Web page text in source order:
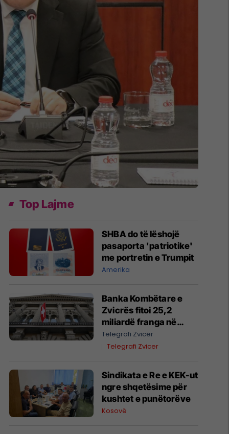
Top Lajme
SHBA do të lëshojë
pasaporta 'patriotike'
me portretin e Trumpit
Amerika
Banka Kombëtare e
Zvicrës fitoi 25,2
miliardë franga në
gjashtëmujorin e parë
të vitit 2026
Telegrafi Zvicër
Telegrafi Zvicer
Sindikata e Re e KEK-ut
ngre shqetësime për
kushtet e punëtorëve
Kosovë